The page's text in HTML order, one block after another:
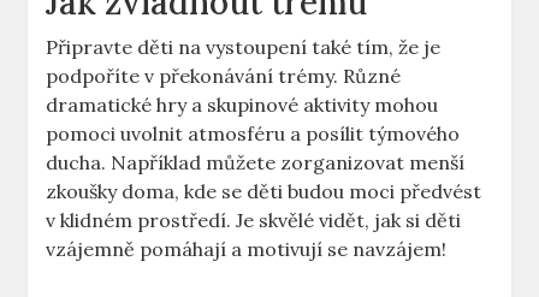
Připravte děti na vystoupení také tím, že je
podpoříte v překonávání trémy. Různé
dramatické hry a skupinové aktivity mohou
pomoci uvolnit atmosféru a posílit týmového
ducha. Například můžete zorganizovat menší
zkoušky doma, kde se děti budou moci předvést
v klidném prostředí. Je skvělé vidět, jak si děti
vzájemně pomáhají a motivují se navzájem!